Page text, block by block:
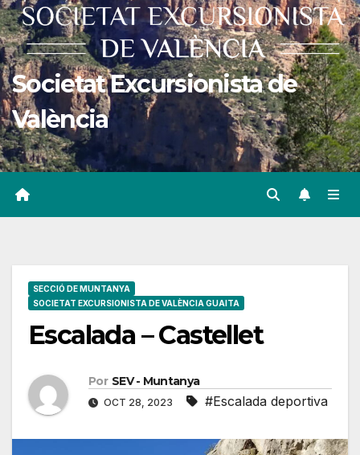
Societat Excursionista de
València
SECCIÓ DE MUNTANYA
SOCIETAT EXCURSIONISTA DE VALÈNCIA GUAITA
Escalada – Castellet
Por SEV - Muntanya
OCT 28, 2023 #Escalada deportiva